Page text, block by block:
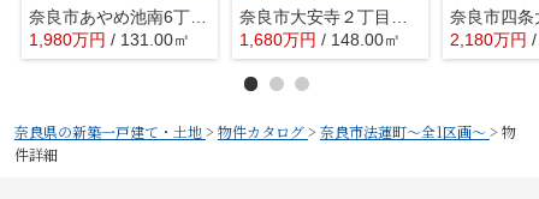
奈良市あやめ池南6丁目～全3区画～
1,980万円 / 131.00㎡
1,680万円 / 148.00㎡
奈良市四条
2,180万円
奈良県の新築一戸建て・土地> 物件カタログ> 奈良市法蓮町～全1区画～ > 物
件詳細